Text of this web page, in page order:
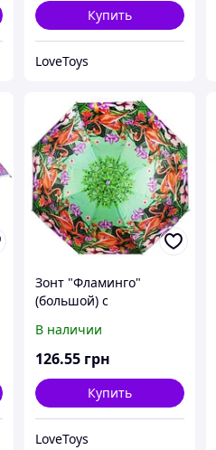
Купить
LoveToys
Зонт "Фламинго"
(большой) с
В наличии
126.55 грн
Купить
LoveToys